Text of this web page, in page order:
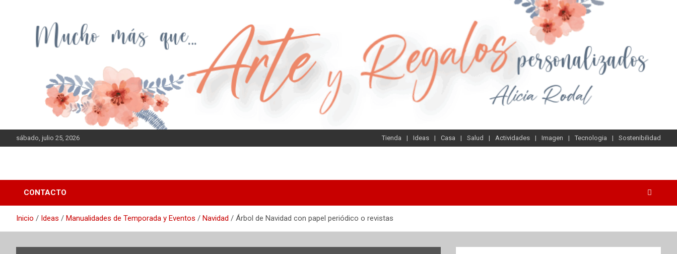
sábado, julio 25, 2026 Tienda Ideas Casa Salud Actividades Imagen Tecnologia Sostenibilidad
CONTACTO
Inicio Ideas Manualidades de Temporada y Eventos Navidad Árbol de Navidad con papel periódico o revistas